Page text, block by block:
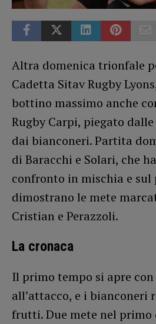
Altra domenica trionfale
Cadetta Sitav Rugby
bottino massimo anche
Rugby Carpi, piegato
dai bianconeri. Partita
di Baracchi e Solari, che
confronto in mischia e sul
dimostrano le mete
Cristian e Perazzoli.
La cronaca
Il primo tempo si apre con
all’attacco, e i bianconeri
frutti. Due mete nel primo